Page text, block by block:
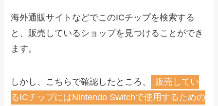
海外通販サイトなどでこのICチップを検索する
と、販売しているショップを見つけることができ
ます。
しかし、こちらで確認したところ、
販売してい
るICチップにはNintendo Switchで使用するための